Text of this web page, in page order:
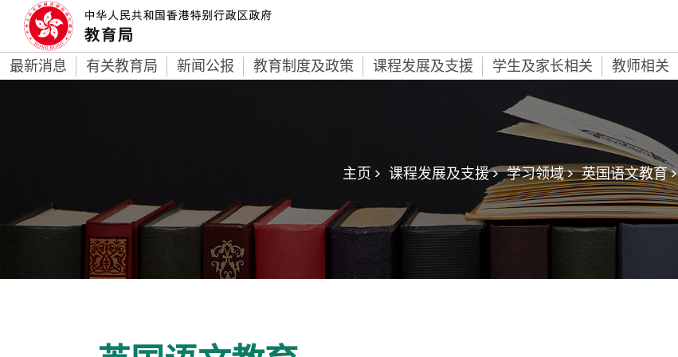
最新消息 有关教育局 新闻公报 教育制度及政策 课程发展及支援 学生及家长相关 教师相关
主页 > 课程发展及支援 > 学习领域 > 英国语文教育 >